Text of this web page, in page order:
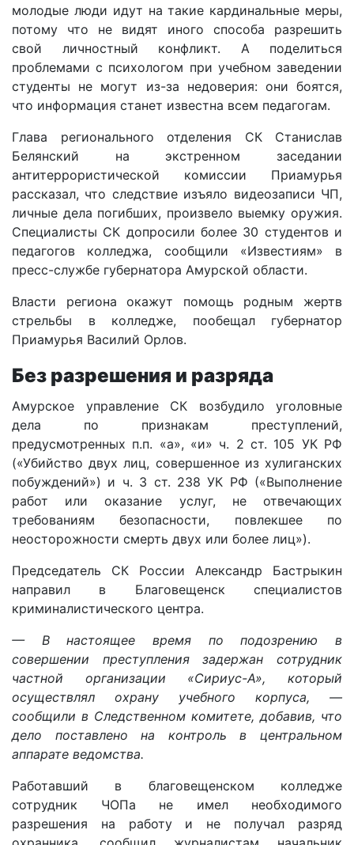
молодые люди идут на такие кардинальные меры,
потому что не видят иного способа разрешить
свой личностный конфликт. А поделиться
проблемами с психологом при учебном заведении
студенты не могут из-за недоверия: они боятся,
что информация станет известна всем педагогам.
Глава регионального отделения СК Станислав
Белянский на экстренном заседании
антитеррористической комиссии Приамурья
рассказал, что следствие изъяло видеозаписи ЧП,
личные дела погибших, произвело выемку оружия.
Специалисты СК допросили более 30 студентов и
педагогов колледжа, сообщили «Известиям» в
пресс-службе губернатора Амурской области.
Власти региона окажут помощь родным жертв
стрельбы в колледже, пообещал губернатор
Приамурья Василий Орлов.
Без разрешения и разряда
Амурское управление СК возбудило уголовные
дела по признакам преступлений,
предусмотренных п.п. «а», «и» ч. 2 ст. 105 УК РФ
(«Убийство двух лиц, совершенное из хулиганских
побуждений») и ч. 3 ст. 238 УК РФ («Выполнение
работ или оказание услуг, не отвечающих
требованиям безопасности, повлекшее по
неосторожности смерть двух или более лиц»).
Председатель СК России Александр Бастрыкин
направил в Благовещенск специалистов
криминалистического центра.
— В настоящее время по подозрению в
совершении преступления задержан сотрудник
частной организации «Сириус-А», который
осуществлял охрану учебного корпуса, —
сообщили в Следственном комитете, добавив, что
дело поставлено на контроль в центральном
аппарате ведомства.
Работавший в благовещенском колледже
сотрудник ЧОПа не имел необходимого
разрешения на работу и не получал разряд